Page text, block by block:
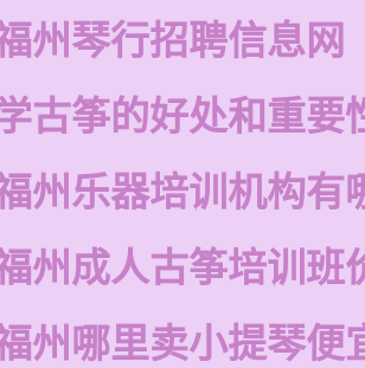
州琴行招聘信息网
古筝的好处和重要
州乐器培训机构有
州成人古筝培训班
州哪里卖小提琴便